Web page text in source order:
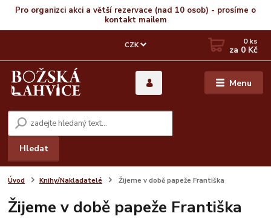
Pro organizci akci a větší rezervace (nad 10 osob) - prosíme o
kontakt mailem
Menu
CZK
Hledat
0ks
za 0 Kč
Úvod Knihy/Nakladatelé Žijeme v době papeže Františka
Žijeme v době papeže Františka